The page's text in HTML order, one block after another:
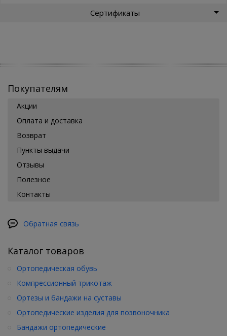
Сертификаты
Покупателям
Акции
Оплата и доставка
Возврат
Пункты выдачи
Отзывы
Полезное
Контакты
Обратная связь
Каталог товаров
Ортопедическая обувь
Компрессионный трикотаж
Ортезы и бандажи на суставы
Ортопедические изделия для позвоночника
Бандажи ортопедические